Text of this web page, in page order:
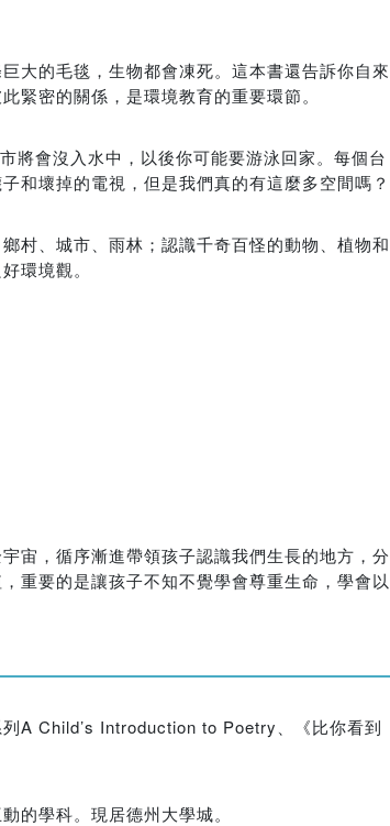
大的毛毯，生物都會凍死。這本書還告訴你自來
緊密的關係，是環境教育的重要環節。
將會沒入水中，以後你可能要游泳回家。每個台
和壞掉的電視，但是我們真的有這麼多空間嗎？
村、城市、雨林；認識千奇百怪的動物、植物和
環境觀。
宙，循序漸進帶領孩子認識我們生長的地方，分
重要的是讓孩子不知不覺學會尊重生命，學會以
A Child’s Introduction to Poetry、《比你看到
的學科。現居德州大學城。